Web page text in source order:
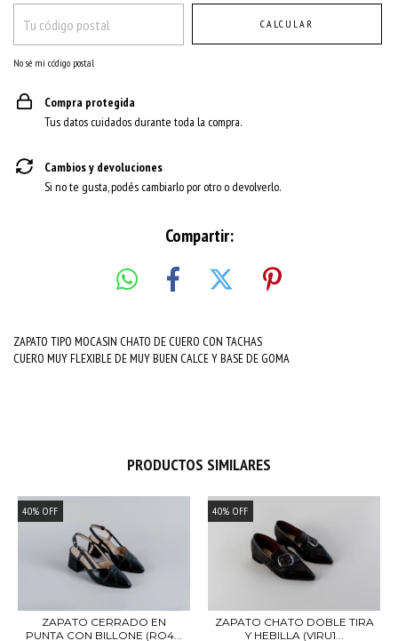
CALCULAR
No sé mi código postal
Compra protegida
Tus datos cuidados durante toda la compra.
Cambios y devoluciones
Si no te gusta, podés cambiarlo por otro o devolverlo.
Compartir:
ZAPATO TIPO MOCASIN CHATO DE CUERO CON TACHAS
CUERO MUY FLEXIBLE DE MUY BUEN CALCE Y BASE DE GOMA
PRODUCTOS SIMILARES
40% OFF
ZAPATO CERRADO EN
PUNTA CON BILLONE (RO4...
40% OFF
ZAPATO CHATO DOBLE TIRA
Y HEBILLA (VIRU1...